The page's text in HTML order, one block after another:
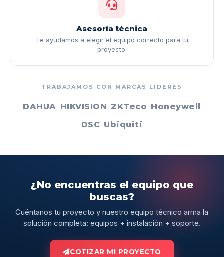
Asesoría técnica
Te ayudamos a elegir el equipo correcto para tu
proyecto.
TRABAJAMOS CON MARCAS LÍDERES
DAHUA HIKVISION ZKTeco Honeywell
DSC Ubiquiti
¿No encuentras el equipo que
buscas?
Cuéntanos tu proyecto y nuestro equipo técnico arma la
solución completa: equipos + instalación + soporte.
COTIZAR MI PROYECTO